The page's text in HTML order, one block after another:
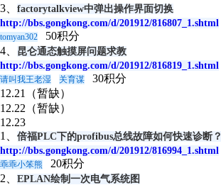
3、 factorytalkview中弹出操作界面切换
http://bbs.gongkong.com/d/201912/816807_1.shtml
tomyan302
50积分
4、
昆仑通态触摸屏问题求教
http://bbs.gongkong.com/d/201912/816819_1.shtml
请叫我王老湿 关育谋
30积分
12.21（暂缺）
12.22（暂缺）
12.23
1、 倍福PLC下的profibus总线故障如何快速诊断？
http://bbs.gongkong.com/d/201912/816994_1.shtml
乖乖小笨熊
20积分
2、 EPLAN绘制一次电气系统图